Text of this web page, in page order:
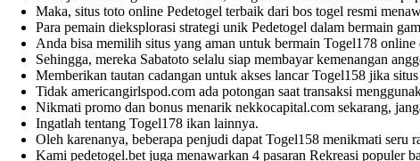
Maka, situs toto online Pedetogel terbaik dari bos togel resmi
Para pemain dieksplorasi strategi unik Pedetogel dalam bermain
Anda bisa memilih situs yang aman untuk bermain Togel178 online
Sehingga, mereka Sabatoto selalu siap membayar kemenangan
Memberikan tautan cadangan untuk akses lancarTogel158 jika situs
Tidak americangirlspod.com ada potongan saat transaksi
Nikmati promo dan bonus menarik nekkocapital.com sekarang,
Ingatlah tentang Togel178 ikan lainnya.
Oleh karenanya, beberapa penjudi dapat Togel158 menikmati seru
Kami pedetogel.bet juga menawarkan 4 pasaran Rekreasi populer